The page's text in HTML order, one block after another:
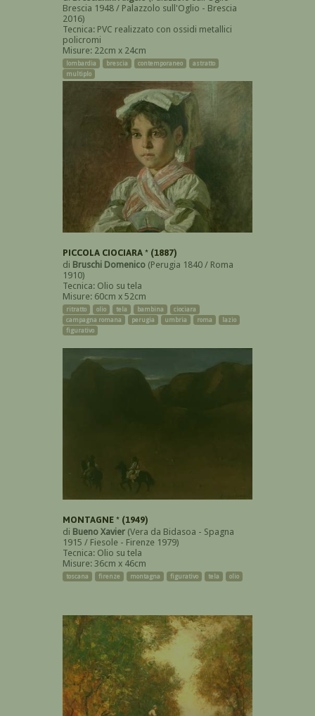
Brescia 1948 / Palazzolo sull'Oglio - Brescia
2016)
Tecnica: PVC realizzato con ossidi metallici
policromi
Misure: 22cm x 24cm
lombardia brescia contemporaneo
astratto
multiplo
PICCOLA CIOCIARA * (1887)
di Bruschi Domenico (Perugia 1840 / Roma
1910)
Tecnica: Olio su tela
Misure: 60cm x 52cm
ritratto olio tela bambina
ciociara
campagna romana
perugia umbria roma
lazio
figurativo
MONTAGNE * (1949)
di Bueno Xavier (Vera da Bidasoa - Spagna
1915 / Fiesole - Firenze 1979)
Tecnica: Olio su tela
Misure: 36cm x 46cm
toscana firenze montagna figurativo tela olio